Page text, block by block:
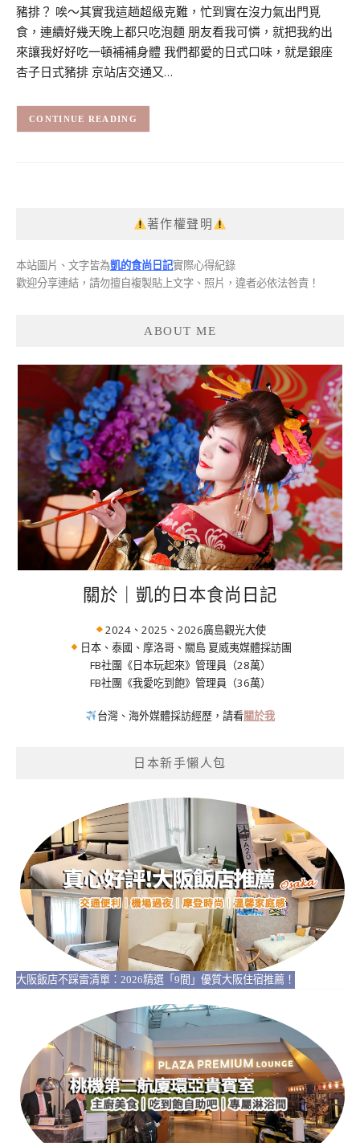
豬排？ 唉～其實我這趟超級克難，忙到實在沒力氣出門覓
食，連續好幾天晚上都只吃泡麵 朋友看我可憐，就把我約出
來讓我好好吃一頓補補身體 我們都愛的日式口味，就是銀座
杏子日式豬排 京站店交通又…
CONTINUE READING
著作權聲明
本站圖片、文字皆為凱的食尚日記實際心得紀錄
歡迎分享連結，請勿擅自複製貼上文字、照片，違者必依法咎責！
ABOUT ME
關於｜凱的日本食尚日記
2024、2025、2026廣島觀光大使
日本、泰國、摩洛哥、關島 夏威夷媒體採訪團
FB社團《日本玩起來》管理員（28萬）
FB社團《我愛吃到飽》管理員（36萬）
台灣、海外媒體採訪經歷，請看關於我
日本新手懶人包
大阪飯店不踩雷清單：2026精選「9間」優質大阪住宿推薦！